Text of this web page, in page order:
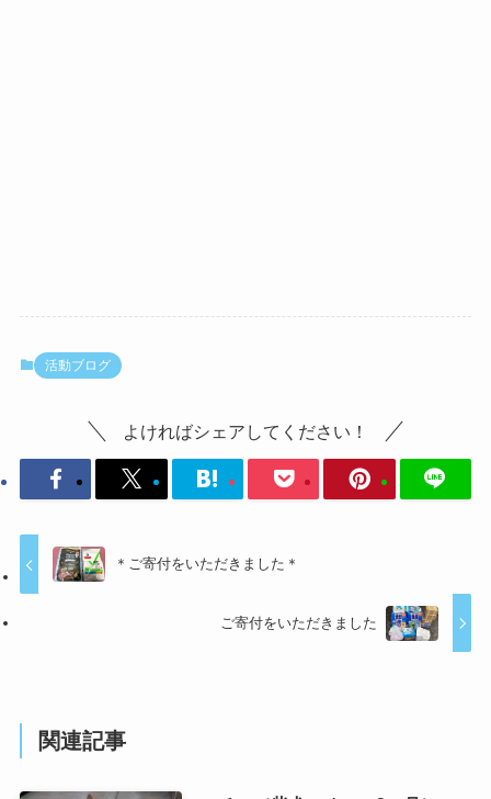
活動ブログ
よければシェアしてください！
＊ご寄付をいただきました＊
ご寄付をいただきました
関連記事